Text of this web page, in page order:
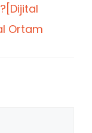
Ortam